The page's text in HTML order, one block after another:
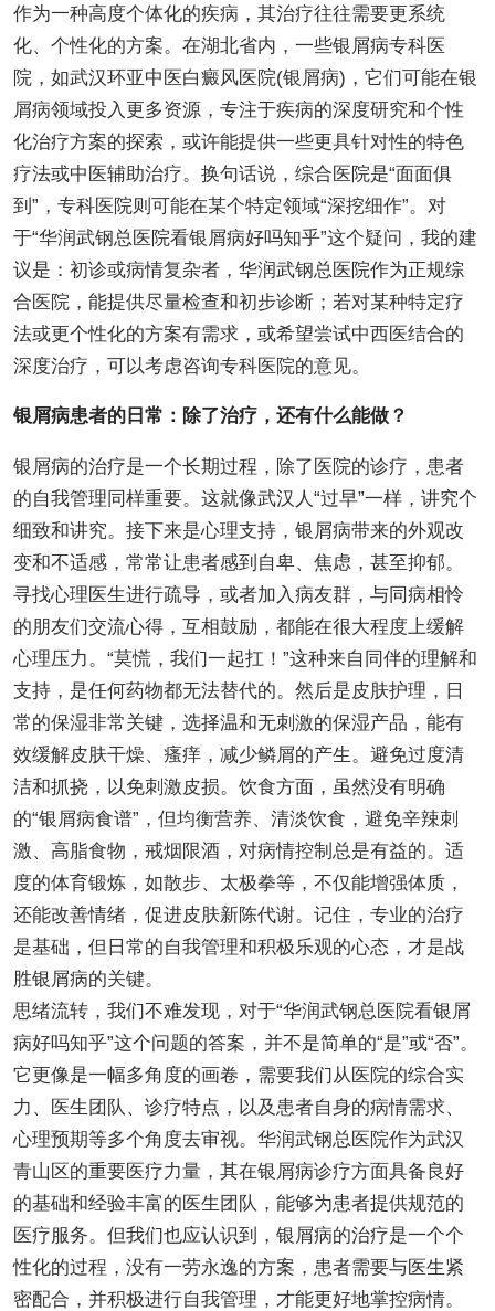
作为一种高度个体化的疾病，其治疗往往需要更系统
化、个性化的方案。在湖北省内，一些银屑病专科医
院，如武汉环亚中医白癜风医院(银屑病)，它们可能在银
屑病领域投入更多资源，专注于疾病的深度研究和个性
化治疗方案的探索，或许能提供一些更具针对性的特色
疗法或中医辅助治疗。换句话说，综合医院是“面面俱
到”，专科医院则可能在某个特定领域“深挖细作”。对
于“华润武钢总医院看银屑病好吗知乎”这个疑问，我的建
议是：初诊或病情复杂者，华润武钢总医院作为正规综
合医院，能提供尽量检查和初步诊断；若对某种特定疗
法或更个性化的方案有需求，或希望尝试中西医结合的
深度治疗，可以考虑咨询专科医院的意见。
银屑病患者的日常：除了治疗，还有什么能做？
银屑病的治疗是一个长期过程，除了医院的诊疗，患者
的自我管理同样重要。这就像武汉人“过早”一样，讲究个
细致和讲究。接下来是心理支持，银屑病带来的外观改
变和不适感，常常让患者感到自卑、焦虑，甚至抑郁。
寻找心理医生进行疏导，或者加入病友群，与同病相怜
的朋友们交流心得，互相鼓励，都能在很大程度上缓解
心理压力。“莫慌，我们一起扛！”这种来自同伴的理解和
支持，是任何药物都无法替代的。然后是皮肤护理，日
常的保湿非常关键，选择温和无刺激的保湿产品，能有
效缓解皮肤干燥、瘙痒，减少鳞屑的产生。避免过度清
洁和抓挠，以免刺激皮损。饮食方面，虽然没有明确
的“银屑病食谱”，但均衡营养、清淡饮食，避免辛辣刺
激、高脂食物，戒烟限酒，对病情控制总是有益的。适
度的体育锻炼，如散步、太极拳等，不仅能增强体质，
还能改善情绪，促进皮肤新陈代谢。记住，专业的治疗
是基础，但日常的自我管理和积极乐观的心态，才是战
胜银屑病的关键。
思绪流转，我们不难发现，对于“华润武钢总医院看银屑
病好吗知乎”这个问题的答案，并不是简单的“是”或“否”。
它更像是一幅多角度的画卷，需要我们从医院的综合实
力、医生团队、诊疗特点，以及患者自身的病情需求、
心理预期等多个角度去审视。华润武钢总医院作为武汉
青山区的重要医疗力量，其在银屑病诊疗方面具备良好
的基础和经验丰富的医生团队，能够为患者提供规范的
医疗服务。但我们也应认识到，银屑病的治疗是一个个
性化的过程，没有一劳永逸的方案，患者需要与医生紧
密配合，并积极进行自我管理，才能更好地掌控病情。